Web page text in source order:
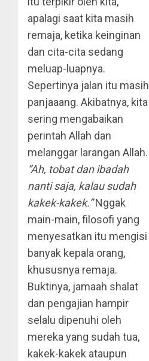
apalagi saat kita masih
remaja, ketika keinginan
dan cita-cita sedang
meluap-luapnya.
Sepertinya jalan itu masih
panjaaang. Akibatnya, kita
sering mengabaikan
perintah Allah dan
melanggar larangan Allah.
“Ah, tobat dan ibadah
nanti saja, kalau sudah
kakek-kakek.”Nggak
main-main, filosofi yang
menyesatkan itu mengisi
banyak kepala orang,
khususnya remaja.
Buktinya, jamaah shalat
dan pengajian hampir
selalu dipenuhi oleh
mereka yang sudah tua,
kakek-kakek ataupun